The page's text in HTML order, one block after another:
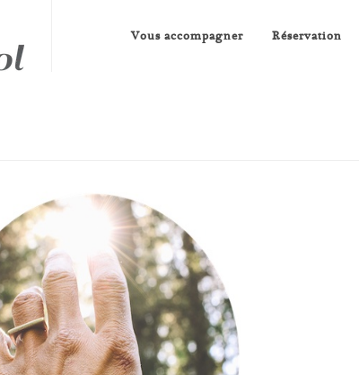
Vous accompagner Réservation